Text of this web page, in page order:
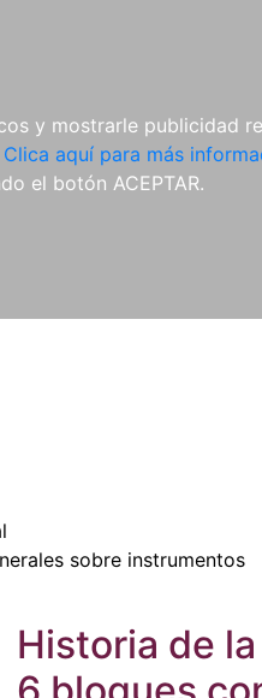
y mostrarle publicidad
Clica aquí para más
el botón ACEPTAR.
REVISTAS
CDS Y
DVDS
sobre instrumentos
Historia de